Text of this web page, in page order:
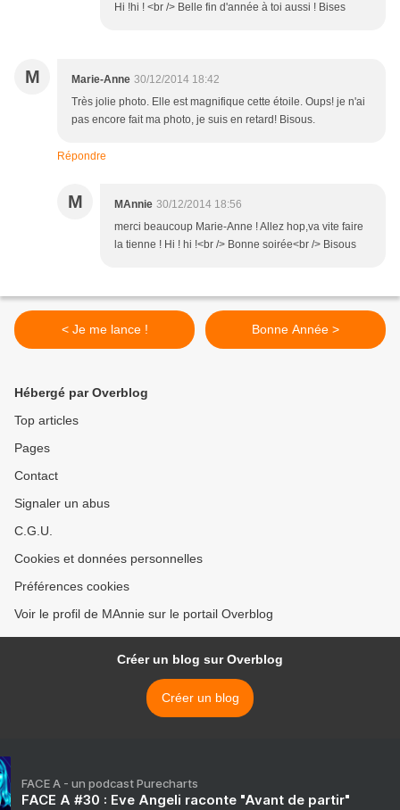
Hi !hi ! <br /> Belle fin d'année à toi aussi ! Bises
M Marie-Anne 30/12/2014 18:42
Très jolie photo. Elle est magnifique cette étoile. Oups! je n'ai
pas encore fait ma photo, je suis en retard! Bisous.
Répondre
M MAnnie 30/12/2014 18:56
merci beaucoup Marie-Anne ! Allez hop,va vite faire
la tienne ! Hi ! hi !<br /> Bonne soirée<br /> Bisous
< Je me lance ! Bonne Année >
Hébergé par Overblog
Top articles
Pages
Contact
Signaler un abus
C.G.U.
Cookies et données personnelles
Préférences cookies
Voir le profil de MAnnie sur le portail Overblog
Créer un blog sur Overblog
Créer un blog
FACE A - un podcast Purecharts
FACE A #30 : Eve Angeli raconte "Avant de partir"